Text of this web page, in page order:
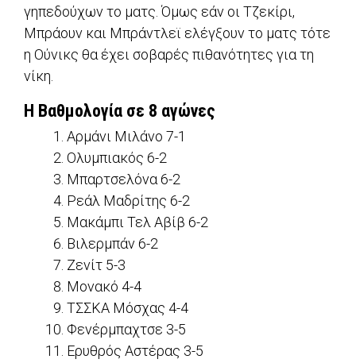
γηπεδούχων το ματς. Όμως εάν οι Τζεκίρι,
Μπράουν και Μπράντλεϊ ελέγξουν το ματς τότε
η Ούνικς θα έχει σοβαρές πιθανότητες για τη
νίκη.
Η Βαθμολογία σε 8 αγώνες
Αρμάνι Μιλάνο 7-1
Ολυμπιακός 6-2
Μπαρτσελόνα 6-2
Ρεάλ Μαδρίτης 6-2
Μακάμπι Τελ Αβίβ 6-2
Βιλερμπάν 6-2
Ζενίτ 5-3
Μονακό 4-4
ΤΣΣΚΑ Μόσχας 4-4
Φενέρμπαχτσε 3-5
Ερυθρός Αστέρας 3-5